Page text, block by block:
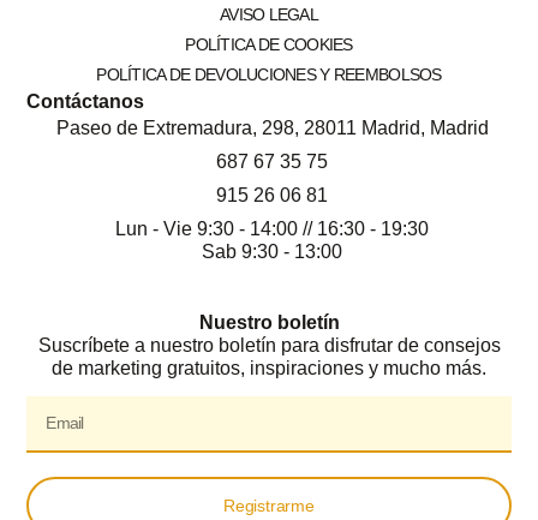
AVISO LEGAL
POLÍTICA DE COOKIES
POLÍTICA DE DEVOLUCIONES Y REEMBOLSOS
Contáctanos
Paseo de Extremadura, 298, 28011 Madrid, Madrid
687 67 35 75
915 26 06 81
Lun - Vie 9:30 - 14:00 // 16:30 - 19:30
Sab 9:30 - 13:00
Nuestro boletín
Suscríbete a nuestro boletín para disfrutar de consejos
de marketing gratuitos, inspiraciones y mucho más.
Registrarme